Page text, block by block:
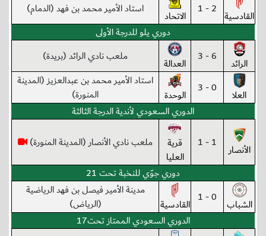
القادسية 2 - 1 الاتحاد
استاد الأمير محمد بن فهد (الدمام)
دوري يلو للدرجة الأولى
الرائد 6 - 3 العدالة ملعب نادي الرائد (بريدة)
العلا 0 - 3 الوحدة
استاد الأمير محمد بن عبدالعزيز (المدينة
المنورة)
الدوري السعودي لأندية الدرجة الثالثة
الأنصار 1 - 1
قرية
العليا
ملعب نادي الأنصار (المدينة المنورة)
دوري جوّي للنخبة تحت 21
الشباب 0 - 1 القادسية
مدينة الأمير فيصل بن فهد الرياضية
(الرياض)
الدوري السعودي الممتاز تحت17